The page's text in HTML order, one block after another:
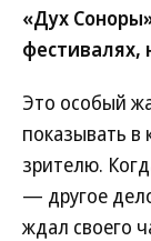
«Дух
фестивалях,
Это особый
показывать в
зрителю.
— другое
ждал своего